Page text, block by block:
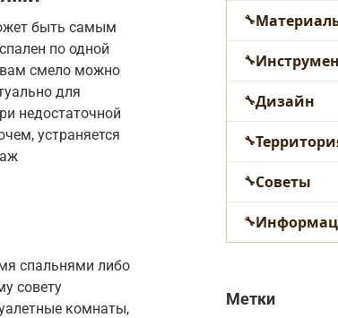
быть самым
по одной
смело можно
для
недостаточной
устраняется
спальнями либо
совету
комнаты,
Дизайн
Советы
Метки